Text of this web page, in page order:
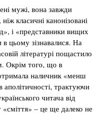
мужі, вона завжди
класичні канонізовані
і «представники вищих
в цьому зізнавалися. На
літературі пощастило
Окрім того, що в
наличник «менш
аполітичності, трактуючи
читача від
«сміття» – це ще далеко не